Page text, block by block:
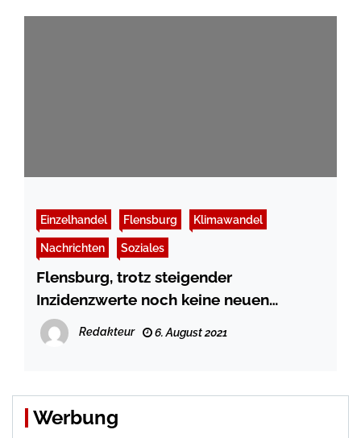
Einzelhandel Flensburg Klimawandel
Nachrichten Soziales
Flensburg, trotz steigender
Inzidenzwerte noch keine neuen
Maßnahmen geplant
Redakteur 6. August 2021
Werbung